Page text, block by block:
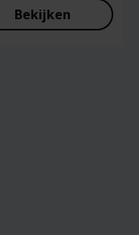
Bekijken